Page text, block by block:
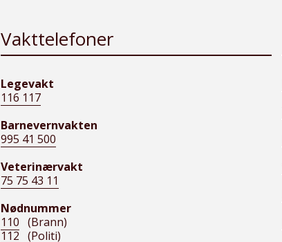
Vakttelefoner
Legevakt
116 117
Barnevernvakten
995 41 500
Veterinærvakt
75 75 43 11
Nødnummer
110 (Brann)
112 (Politi)